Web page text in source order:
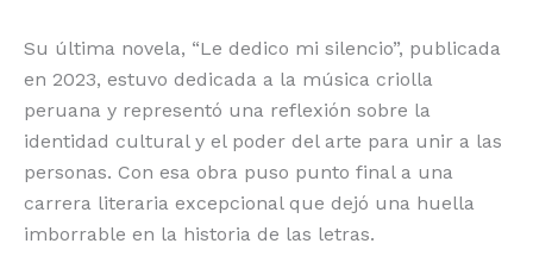
Su última novela, “Le dedico mi silencio”, publicada
en 2023, estuvo dedicada a la música criolla
peruana y representó una reflexión sobre la
identidad cultural y el poder del arte para unir a las
personas. Con esa obra puso punto final a una
carrera literaria excepcional que dejó una huella
imborrable en la historia de las letras.